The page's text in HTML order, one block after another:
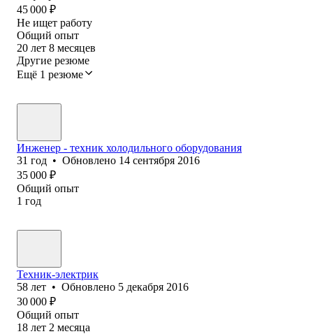
45 000 ₽
Не ищет работу
Общий опыт
20 лет 8 месяцев
Другие резюме
Ещё 1 резюме
Инженер - техник холодильного оборудования
31 год • Обновлено 14 сентября 2016
35 000 ₽
Общий опыт
1 год
Техник-электрик
58 лет • Обновлено 5 декабря 2016
30 000 ₽
Общий опыт
18 лет 2 месяца